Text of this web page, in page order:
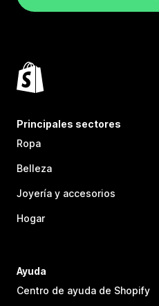
Principales sectores
Ropa
Belleza
Joyería y accesorios
Hogar
Ayuda
Centro de ayuda de Shopify